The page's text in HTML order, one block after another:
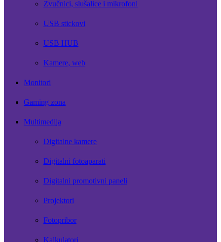
Zvučnici, slušalice i mikrofoni
USB stickovi
USB HUB
Kamere, web
Monitori
Gaming zona
Multimedija
Digitalne kamere
Digitalni fotoaparati
Digitalni promotivni paneli
Projektori
Fotopribor
Kalkulatori